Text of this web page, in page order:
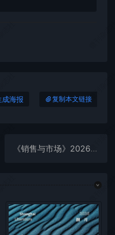
成海报 复制本文链接
《销售与市场》2026年第6期全彩精校PDF杂志下载
微刊杂
微刊